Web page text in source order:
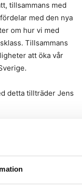
tillsammans med
med den nya
om hur vi med
Tillsammans
att öka vår
detta tillträder Jens